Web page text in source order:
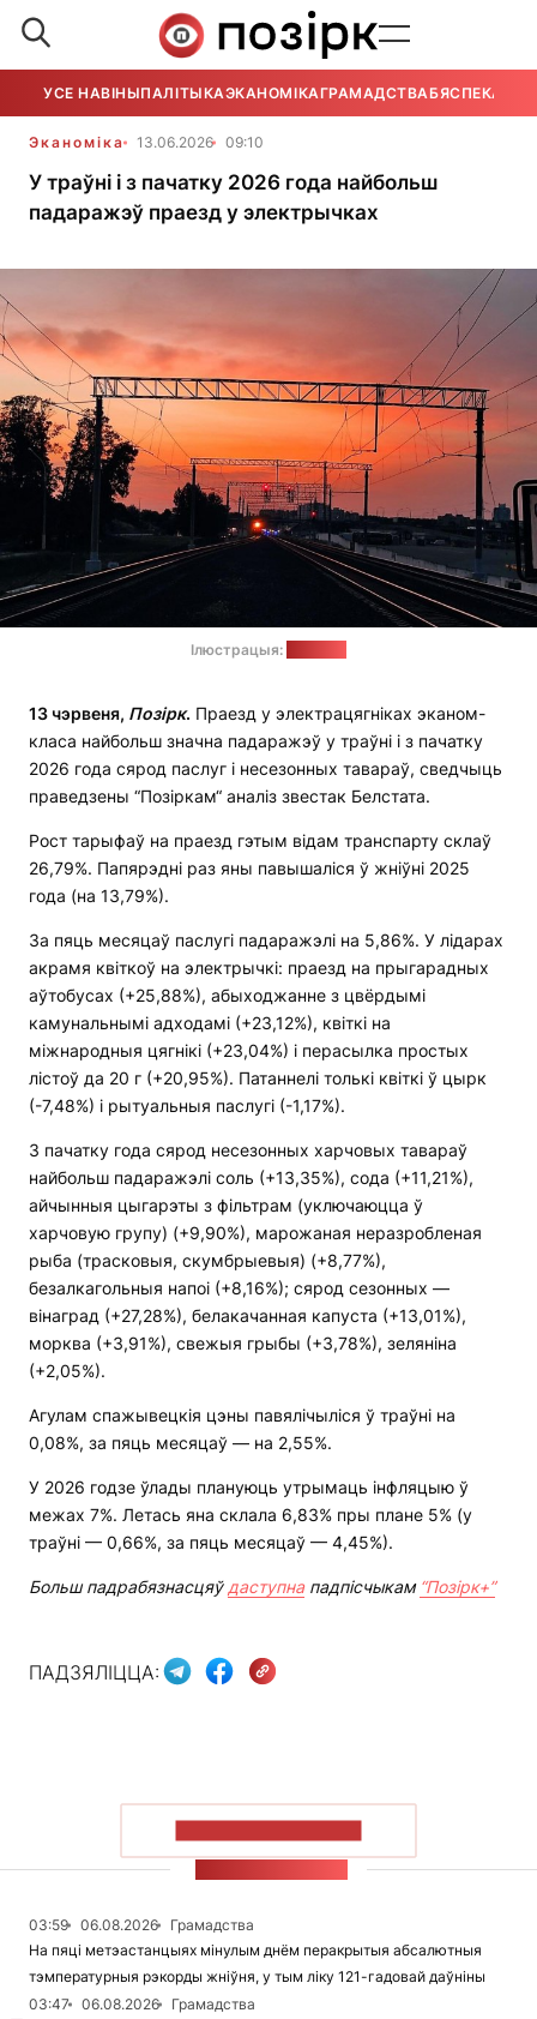
УСЕ НАВІНЫПАЛІТЫКАЭКАНОМІКАГРАМАДСТВАБЯСПЕКА
Эканоміка 13.06.2026 09:10
У траўні і з пачатку 2026 года найбольш
падаражэў праезд у электрычках
Ілюстрацыя:
13 чэрвеня, Позірк. Праезд у электрацягніках эканом-
класа найбольш значна падаражэў у траўні і з пачатку
2026 года сярод паслуг і несезонных тавараў, сведчыць
праведзены “Позіркам“ аналіз звестак Белстата.
Рост тарыфаў на праезд гэтым відам транспарту склаў
26,79%. Папярэдні раз яны павышаліся ў жніўні 2025
года (на 13,79%).
За пяць месяцаў паслугі падаражэлі на 5,86%. У лідарах
акрамя квіткоў на электрычкі: праезд на прыгарадных
аўтобусах (+25,88%), абыходжанне з цвёрдымі
камунальнымі адходамі (+23,12%), квіткі на
міжнародныя цягнікі (+23,04%) і перасылка простых
лістоў да 20 г (+20,95%). Патаннелі толькі квіткі ў цырк
(-7,48%) і рытуальныя паслугі (-1,17%).
З пачатку года сярод несезонных харчовых тавараў
найбольш падаражэлі соль (+13,35%), сода (+11,21%),
айчынныя цыгарэты з фільтрам (уключаюцца ў
харчовую групу) (+9,90%), марожаная неразробленая
рыба (трасковыя, скумбрыевыя) (+8,77%),
безалкагольныя напоі (+8,16%); сярод сезонных —
вінаград (+27,28%), белакачанная капуста (+13,01%),
морква (+3,91%), свежыя грыбы (+3,78%), зеляніна
(+2,05%).
Агулам спажывецкія цэны павялічыліся ў траўні на
0,08%, за пяць месяцаў — на 2,55%.
У 2026 годзе ўлады плануюць утрымаць інфляцыю ў
межах 7%. Летась яна склала 6,83% пры плане 5% (у
траўні — 0,66%, за пяць месяцаў — 4,45%).
Больш падрабязнасцяў даступнападпісчыкам “Позірк+”
ПАДЗЯЛІЦЦА:
03:59 06.08.2026
Грамадства
На пяці метэастанцыях мінулым днём перакрытыя абсалютныя
тэмпературныя рэкорды жніўня, у тым ліку 121-гадовай даўніны
03:47
06.08.2026
Грамадства